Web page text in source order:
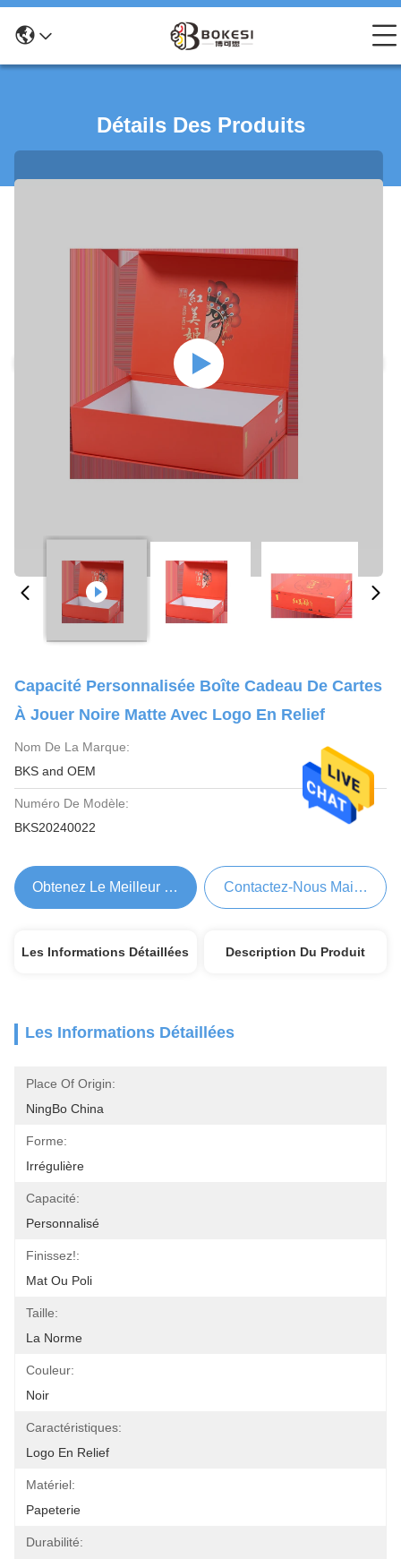
Détails Des Produits
Capacité Personnalisée Boîte Cadeau De Cartes
À Jouer Noire Matte Avec Logo En Relief
Nom De La Marque:
BKS and OEM
Numéro De Modèle:
BKS20240022
Obtenez Le Meilleur Prix Contactez-Nous Maintenant
Les Informations Détaillées Description Du Produit
Les Informations Détaillées
Place Of Origin:
NingBo China
Forme:
Irrégulière
Capacité:
Personnalisé
Finissez!:
Mat Ou Poli
Taille:
La Norme
Couleur:
Noir
Caractéristiques:
Logo En Relief
Matériel:
Papeterie
Durabilité: